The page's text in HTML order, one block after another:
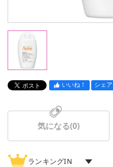
いいね！ シェア
気になる(0)
ランキングIN